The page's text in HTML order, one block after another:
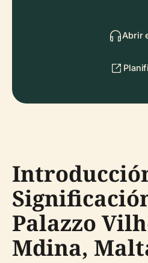
Abrir
Palazzo
Mdina,